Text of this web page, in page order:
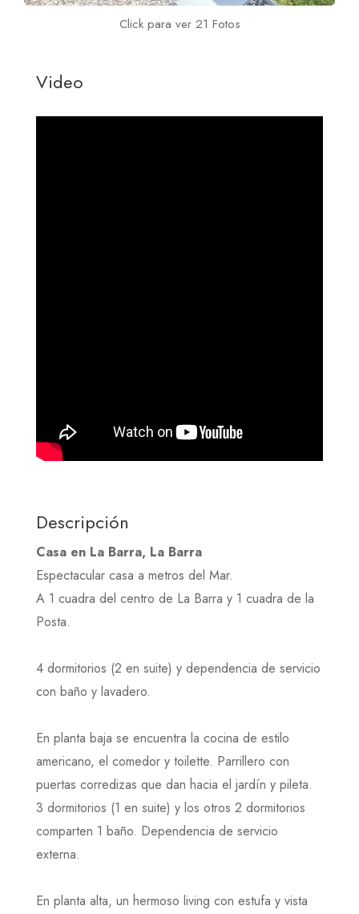
Click para ver 21 Fotos
Video
Descripción
Casa en La Barra, La Barra
Espectacular casa a metros del Mar.
A 1 cuadra del centro de La Barra y 1 cuadra de la
Posta.
4 dormitorios (2 en suite) y dependencia de servicio
con baño y lavadero.
En planta baja se encuentra la cocina de estilo
americano, el comedor y toilette. Parrillero con
puertas corredizas que dan hacia el jardín y pileta.
3 dormitorios (1 en suite) y los otros 2 dormitorios
comparten 1 baño. Dependencia de servicio
externa.
En planta alta, un hermoso living con estufa y vista